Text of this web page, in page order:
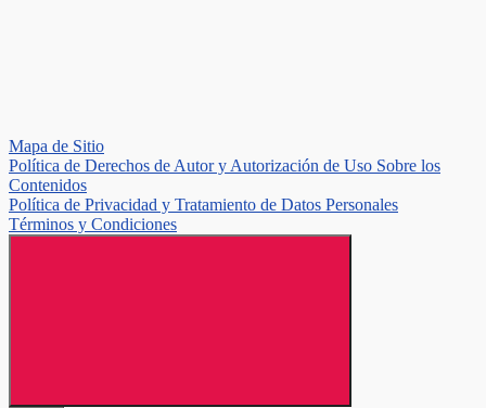
Mapa de Sitio
Política de Derechos de Autor y Autorización de Uso Sobre los
Contenidos
Política de Privacidad y Tratamiento de Datos Personales
Términos y Condiciones